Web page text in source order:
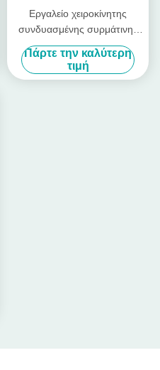
Εργαλείο χειροκίνητης
συνδυασμένης συρμάτινης
ταινίας χάλυβα
Πάρτε την καλύτερη
τιμή